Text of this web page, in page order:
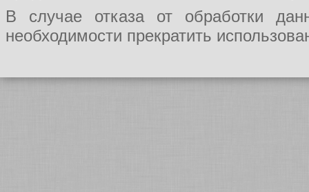
В случае отказа от обработки
необходимости прекратить